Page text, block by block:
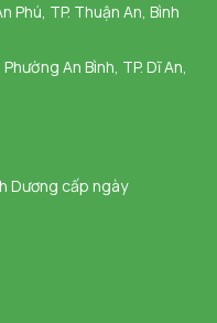
Phú, TP. Thuận An, Bình
An Bình, TP. Dĩ An,
Dương cấp ngày